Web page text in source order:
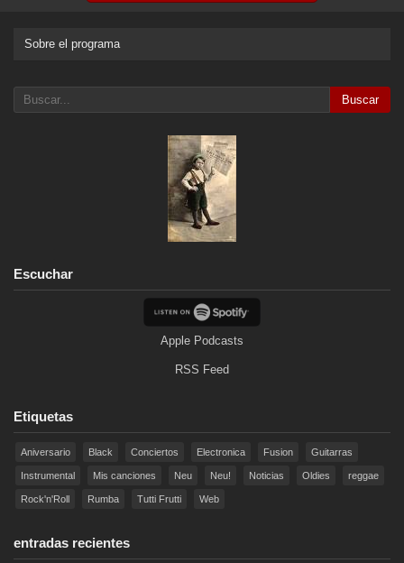
Sobre el programa
Buscar
Escuchar
Apple Podcasts
RSS Feed
Etiquetas
Aniversario Black Conciertos Electronica Fusion Guitarras
Instrumental Mis canciones Neu Neu! Noticias Oldies reggae
Rock'n'Roll Rumba Tutti Frutti Web
entradas recientes